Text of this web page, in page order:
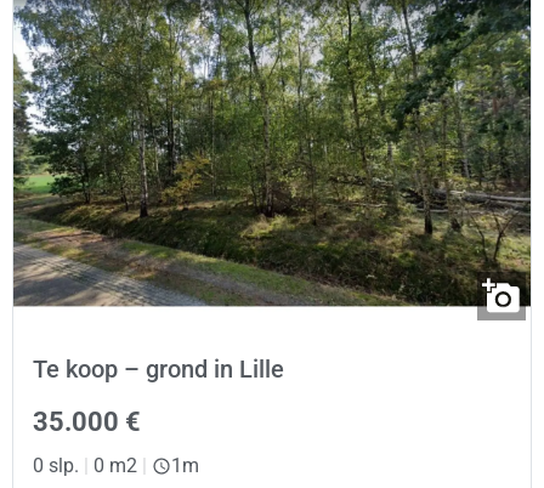
Te koop – grond in Lille
35.000 €
0 slp. 0 m2 1m